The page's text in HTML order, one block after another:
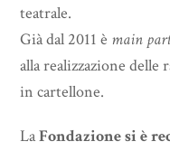
teatrale.
Già dal 2011 è main
alla realizzazione delle
in cartellone.
LaFondazione si è